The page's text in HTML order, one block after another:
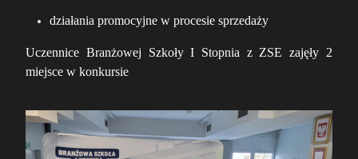
działania promocyjne w procesie sprzedaży
Uczennice Branżowej Szkoły I Stopnia z ZSE zajęły 2
miejsce w konkursie